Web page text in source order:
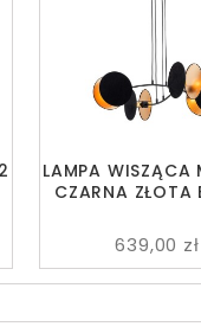
LAMPA WISZĄCA
CZARNA ZŁOTA
639,00 zł